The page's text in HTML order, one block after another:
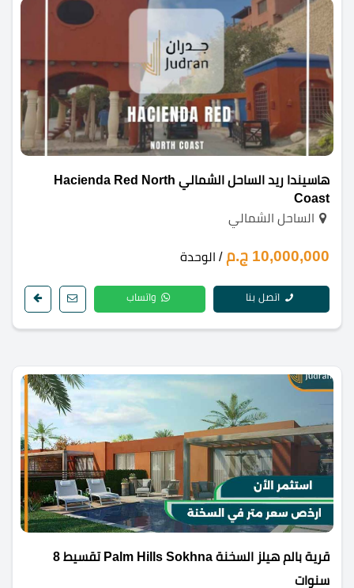
هاسيندا ريد الساحل الشمالي Hacienda Red North
Coast
الساحل الشمالي
10,000,000 ج.م / الوحدة
اتصل بنا واتساب
قرية بالم هيلز السخنة Palm Hills Sokhna تقسيط 8
سنوات